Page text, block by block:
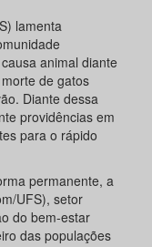
lamenta
animal diante
de gatos
Diante dessa
providências em
para o rápido
permanente, a
UFS), setor
do bem-estar
das populações